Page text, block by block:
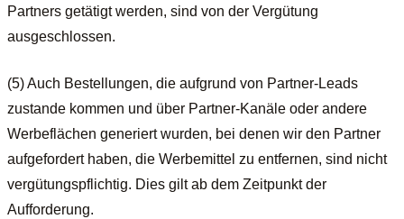
Partners getätigt werden, sind von der Vergütung
ausgeschlossen.
(5) Auch Bestellungen, die aufgrund von Partner-Leads
zustande kommen und über Partner-Kanäle oder andere
Werbeflächen generiert wurden, bei denen wir den Partner
aufgefordert haben, die Werbemittel zu entfernen, sind nicht
vergütungspflichtig. Dies gilt ab dem Zeitpunkt der
Aufforderung.